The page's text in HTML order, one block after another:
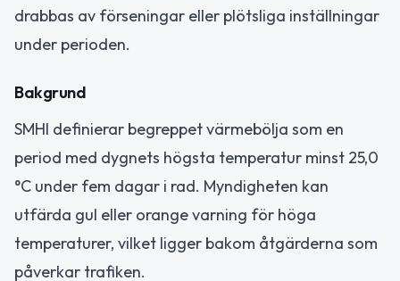
drabbas av förseningar eller plötsliga inställningar
under perioden.
Bakgrund
SMHI definierar begreppet värmebölja som en
period med dygnets högsta temperatur minst 25,0
°C under fem dagar i rad. Myndigheten kan
utfärda gul eller orange varning för höga
temperaturer, vilket ligger bakom åtgärderna som
påverkar trafiken.